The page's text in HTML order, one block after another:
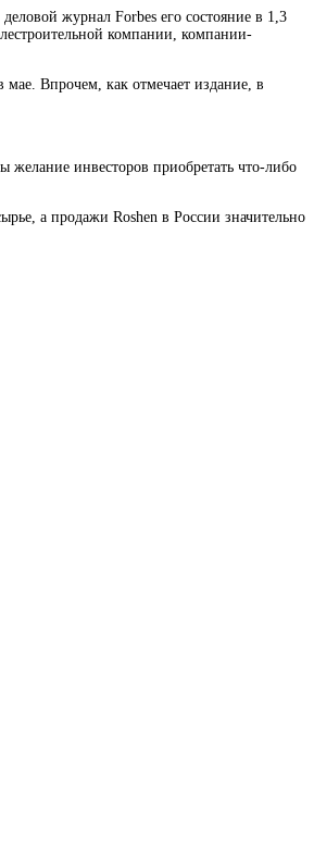
журнал Forbes его состояние в 1,3
компании, компании-
мае. Впрочем, как отмечает издание, в
инвесторов приобретать что-либо
а продажи Roshen в России значительно